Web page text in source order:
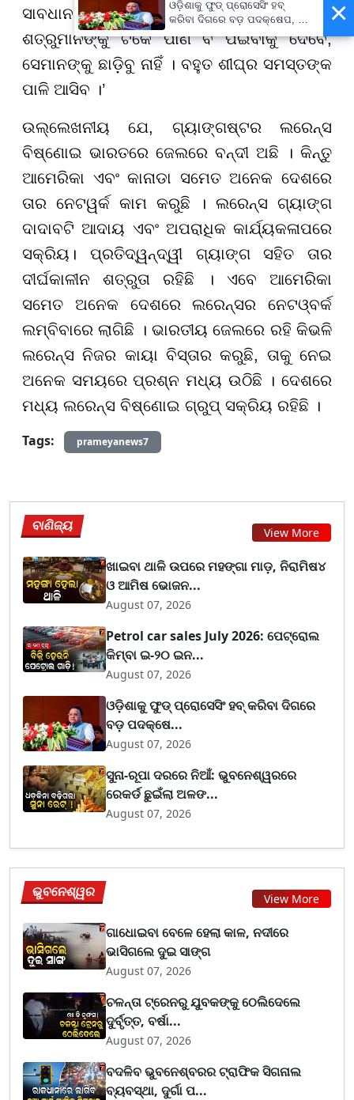
ସାବଧାନ ରୁହନ୍ତୁ । ଯେଉଁମାନେ ଆମର
ଶତ୍ରୁମାନଙ୍କୁ ଟିକେ ପାଣି ବି ପିଇବାକୁ ଦେବେ,
ସେମାନଙ୍କୁ ଛାଡ଼ିବୁ ନାହିଁ । ବହୁତ ଶୀଘ୍ର ସମସ୍ତଙ୍କ
ପାଳି ଆସିବ ।’
ଉଲ୍ଲେଖନୀୟ ଯେ, ଗ୍ୟାଙ୍ଗଷ୍ଟର ଲରେନ୍ସ
ବିଷ୍ଣୋଇ ଭାରତରେ ଜେଲରେ ବନ୍ଦୀ ଅଛି । କିନ୍ତୁ
ଆମେରିକା ଏବଂ କାନାଡା ସମେତ ଅନେକ ଦେଶରେ
ତାର ନେଟୱର୍କ କାମ କରୁଛି । ଲରେନ୍ସ ଗ୍ୟାଙ୍ଗ
ଦାଦାବଟି ଆଦାୟ ଏବଂ ଅପରାଧିକ କାର୍ଯ୍ୟକଳାପରେ
ସକ୍ରିୟ। ପ୍ରତିଦ୍ୱନ୍ଦ୍ୱୀ ଗ୍ୟାଙ୍ଗ ସହିତ ତାର
ଦୀର୍ଘକାଳୀନ ଶତ୍ରୁତା ରହିଛି । ଏବେ ଆମେରିକା
ସମେତ ଅନେକ ଦେଶରେ ଲରେନ୍ସର ନେଟଓ୍ବର୍କ
ଲମ୍ବିବାରେ ଲାଗିଛି । ଭାରତୀୟ ଜେଲରେ ରହି କିଭଳି
ଲରେନ୍ସ ନିଜର କାୟା ବିସ୍ତାର କରୁଛି, ତାକୁ ନେଇ
ଅନେକ ସମୟରେ ପ୍ରଶ୍ନ ମଧ୍ୟ ଉଠିଛି । ଦେଶରେ
ମଧ୍ୟ ଲରେନ୍ସ ବିଷ୍ଣୋଇ ଗ୍ରୁପ୍ ସକ୍ରିୟ ରହିଛି ।
Tags:
prameyanews7
ବାଣିଜ୍ୟ View More
ଖାଇବା ଥାଳି ଉପରେ ମହଙ୍ଗା ମାଡ଼, ନିରାମିଷ୪
ଓ ଆମିଷ ଭୋଜନ...
August 07, 2026
Petrol car sales July 2026: ପେଟ୍ରୋଲ
କିମ୍ବା ଇ-୨୦ ଇନ...
August 07, 2026
ଓଡ଼ିଶାକୁ ଫୁଡ୍ ପ୍ରୋସେସିଂ ହବ୍ କରିବା ଦିଗରେ
ବଡ଼ ପଦକ୍ଷେ...
August 07, 2026
ସୁନା-ରୂପା ଦରରେ ନିଆଁ: ଭୁବନେଶ୍ୱରରେ
ରେକର୍ଡ ଛୁଇଁଲା ଅଳଙ...
August 07, 2026
ଭୁବନେଶ୍ୱର View More
ଗାଧୋଇବା ବେଳେ ହେଲା କାଳ, ନଦୀରେ
ଭାସିଗଲେ ଦୁଇ ସାଙ୍ଗ
August 07, 2026
ଚଳନ୍ତା ଟ୍ରେନରୁ ଯୁବକଙ୍କୁ ଠେଲିଦେଲେ
ଦୁର୍ବୃତ୍ତ, ବର୍ଷା...
August 07, 2026
ବଦଳିବ ଭୁବନେଶ୍ବରର ଟ୍ରାଫିକ ସିଗନାଲ
ବ୍ୟବସ୍ଥା, ଦୁର୍ଗା ପ...
×
ଓଡ଼ିଶାକୁ ଫୁଡ୍ ପ୍ରୋସେସିଂ ହବ୍
କରିବା ଦିଗରେ ବଡ଼ ପଦକ୍ଷେପ, ୪୨